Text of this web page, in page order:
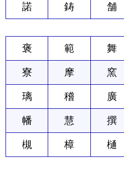
諾 鋳 舗
褒 範 舞
寮 摩 窯
璃 稽 廣
幡 慧 撰
槻 樟 樋